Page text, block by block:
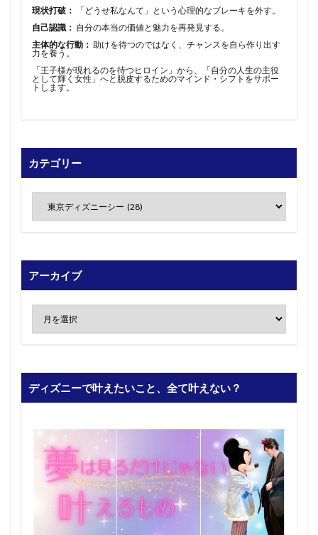
現状打破：
「どうせ私なんて」という心理的なブレーキを外す。
自己認識： 自分の本当の価値と魅力を再発見する。
主体的な行動： 助けを待つのではなく、チャンスを自ら作り出す
力を養う。
「王子様が現れるのを待つヒロイン」から、「自分の人生の主役
として輝く女性」へと脱皮するためのマインド・シフトをサポー
トします。
カテゴリー
アーカイブ
ディズニーで叶えたいこと、全て叶えない？